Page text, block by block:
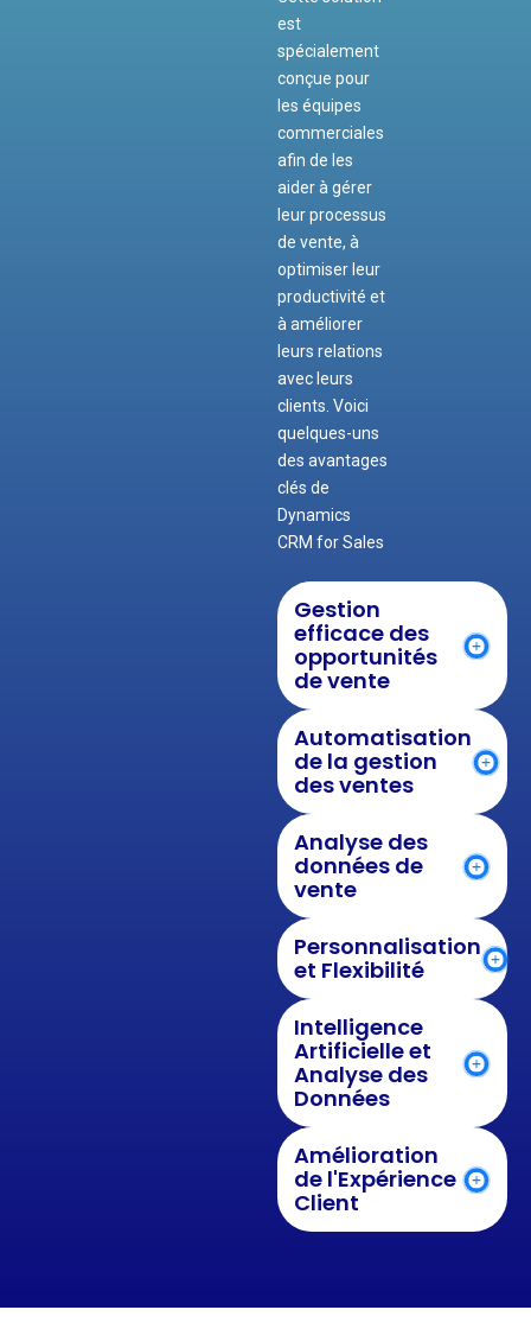
est
spécialement
conçue pour
les équipes
commerciales
afin de les
aider à gérer
leur processus
de vente, à
optimiser leur
productivité et
à améliorer
leurs relations
avec leurs
clients. Voici
quelques-uns
des avantages
clés de
Dynamics
CRM for Sales
Gestion
efficace des
opportunités
de vente
Automatisation
de la gestion
des ventes
Analyse des
données de
vente
Personnalisation
et Flexibilité
Intelligence
Artificielle et
Analyse des
Données
Amélioration
de l'Expérience
Client